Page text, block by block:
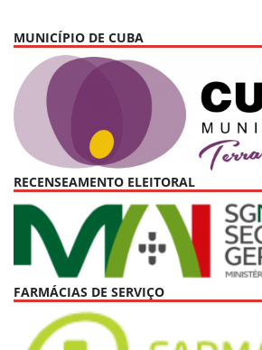
MUNICÍPIO DE CUBA
RECENSEAMENTO ELEITORAL
FARMÁCIAS DE SERVIÇO